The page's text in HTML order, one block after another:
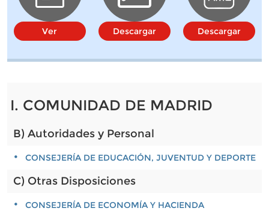
Ver Descargar Descargar
I. COMUNIDAD DE MADRID
B) Autoridades y Personal
CONSEJERÍA DE EDUCACIÓN, JUVENTUD Y DEPORTE
C) Otras Disposiciones
CONSEJERÍA DE ECONOMÍA Y HACIENDA